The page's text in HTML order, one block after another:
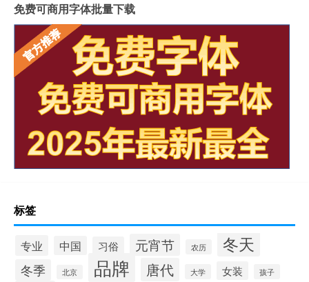
免费可商用字体批量下载
标签
专业 中国 习俗 元宵节 农历 冬天
冬季 北京 品牌 唐代 大学 女装 孩子